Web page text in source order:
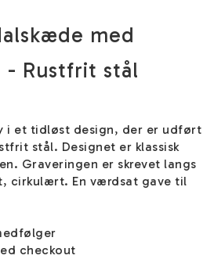
med
- Rustfrit stål
i et tidløst design, der er udført
stål. Designet er klassisk
Graveringen er skrevet langs
cirkulært. En værdsat gave til
checkout